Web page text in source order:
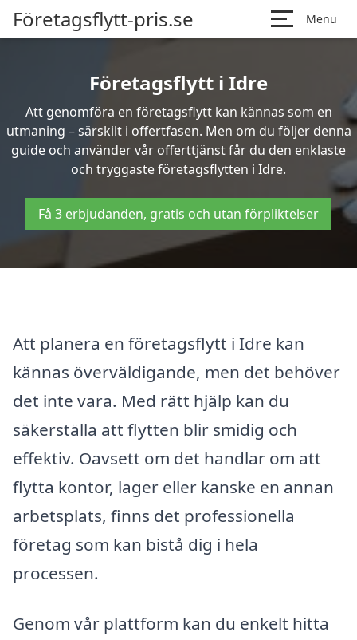
Företagsflytt-pris.se Menu
Företagsflytt i Idre
Att genomföra en företagsflytt kan kännas som en
utmaning – särskilt i offertfasen. Men om du följer denna
guide och använder vår offerttjänst får du den enklaste
och tryggaste företagsflytten i Idre.
Få 3 erbjudanden, gratis och utan förpliktelser
Att planera en företagsflytt i Idre kan
kännas överväldigande, men det behöver
det inte vara. Med rätt hjälp kan du
säkerställa att flytten blir smidig och
effektiv. Oavsett om det handlar om att
flytta kontor, lager eller kanske en annan
arbetsplats, finns det professionella
företag som kan bistå dig i hela
processen.
Genom vår plattform kan du enkelt hitta